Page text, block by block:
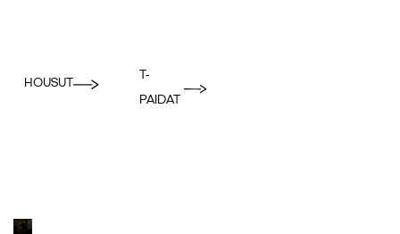
HOUSUT
T-
PAIDAT